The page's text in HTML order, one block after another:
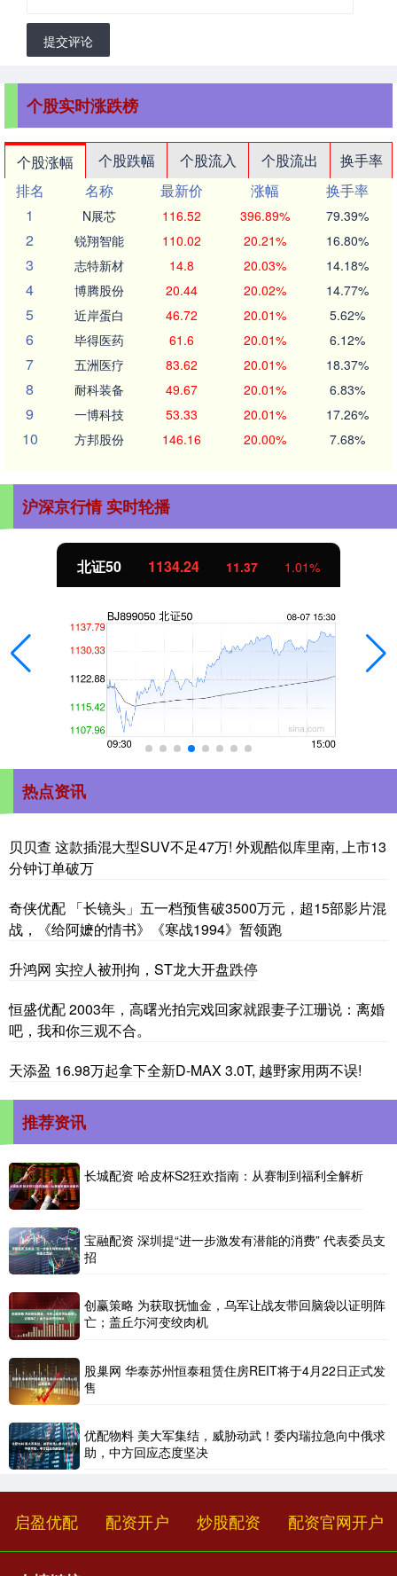
提交评论
个股实时涨跌榜
个股涨幅 个股跌幅 个股流入 个股流出
换手率
排名
名称 最新价 涨幅
换手率
1
N展芯 116.52 396.89% 79.39%
2 锐翔智能 110.02 20.21% 16.80%
3 志特新材 14.8 20.03% 14.18%
4 博腾股份 20.44 20.02% 14.77%
5 近岸蛋白 46.72 20.01% 5.62%
6 毕得医药 61.6 20.01% 6.12%
7 五洲医疗 83.62 20.01% 18.37%
8 耐科装备 49.67 20.01% 6.83%
9 一博科技 53.33 20.01% 17.26%
10 方邦股份 146.16 20.00% 7.68%
沪深京行情 实时轮播
北证50 1134.24 11.37 1.01%
热点资讯
贝贝查 这款插混大型SUV不足47万! 外观酷似库里南, 上市13
分钟订单破万
奇侠优配 「长镜头」五一档预售破3500万元，超15部影片混
战，《给阿嬷的情书》《寒战1994》暂领跑
升鸿网 实控人被刑拘，ST龙大开盘跌停
恒盛优配 2003年，高曙光拍完戏回家就跟妻子江珊说：离婚
吧，我和你三观不合。
天添盈 16.98万起拿下全新D-MAX 3.0T, 越野家用两不误!
推荐资讯
长城配资 哈皮杯S2狂欢指南：从赛制到福利全解析
宝融配资 深圳提“进一步激发有潜能的消费” 代表委员支
招
创赢策略 为获取抚恤金，乌军让战友带回脑袋以证明阵
亡；盖丘尓河变绞肉机
股巢网 华泰苏州恒泰租赁住房REIT将于4月22日正式发
售
优配物料 美大军集结，威胁动武！委内瑞拉急向中俄求
助，中方回应态度坚决
启盈优配 配资开户 炒股配资 配资官网开户